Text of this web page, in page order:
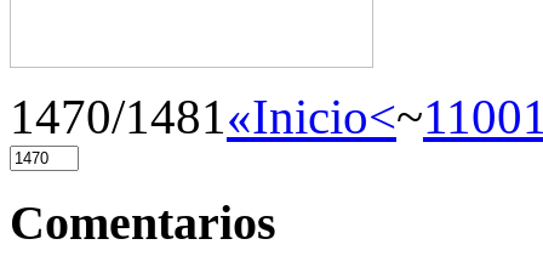
1470/1481«Inicio<~1100
Comentarios